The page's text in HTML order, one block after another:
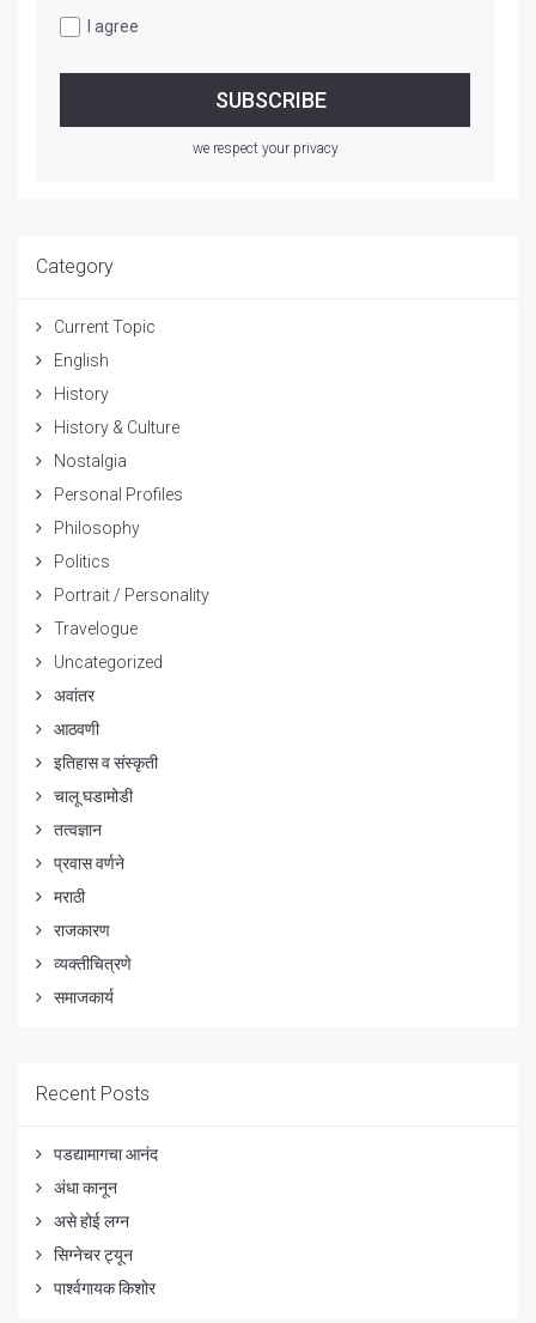
I agree
we respect your privacy
Category
Current Topic
English
History
History & Culture
Nostalgia
Personal Profiles
Philosophy
Politics
Portrait / Personality
Travelogue
Uncategorized
अवांतर
आठवणी
इतिहास व संस्कृती
चालू घडामोडी
तत्वज्ञान
प्रवास वर्णने
मराठी
राजकारण
व्यक्तीचित्रणे
समाजकार्य
Recent Posts
पडद्यामागचा आनंद
अंधा कानून
असे होई लग्न
सिग्नेचर ट्यून
पार्श्वगायक किशोर